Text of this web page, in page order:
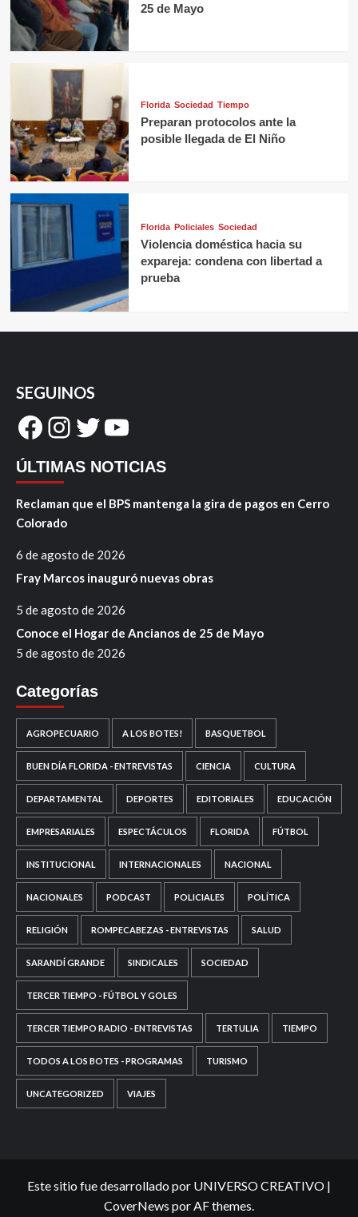
25 de Mayo
Florida Sociedad Tiempo
Preparan protocolos ante la
posible llegada de El Niño
Florida Policiales Sociedad
Violencia doméstica hacia su
expareja: condena con libertad a
prueba
SEGUINOS
Facebook
Instagram
Twitter
YouTube
ÚLTIMAS NOTICIAS
Reclaman que el BPS mantenga la gira de pagos en Cerro
Colorado
6 de agosto de 2026
Fray Marcos inauguró nuevas obras
5 de agosto de 2026
Conoce el Hogar de Ancianos de 25 de Mayo
5 de agosto de 2026
Categorías
AGROPECUARIO A LOS BOTES! BASQUETBOL
BUEN DÍA FLORIDA - ENTREVISTAS CIENCIA CULTURA
DEPARTAMENTAL DEPORTES EDITORIALES EDUCACIÓN
EMPRESARIALES ESPECTÁCULOS FLORIDA FÚTBOL
INSTITUCIONAL INTERNACIONALES NACIONAL
NACIONALES PODCAST POLICIALES POLÍTICA
RELIGIÓN ROMPECABEZAS - ENTREVISTAS SALUD
SARANDÍ GRANDE SINDICALES SOCIEDAD
TERCER TIEMPO - FÚTBOL Y GOLES
TERCER TIEMPO RADIO - ENTREVISTAS TERTULIA TIEMPO
TODOS A LOS BOTES - PROGRAMAS TURISMO
UNCATEGORIZED VIAJES
Este sitio fue desarrollado por UNIVERSO CREATIVO |
CoverNews por AF themes.